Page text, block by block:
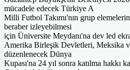
mücadele edecek Türkiye A
Milli Futbol Takımı'nın grup
beraber izleyebilmesi
için Üniversite Meydanı'na dev led
Amerika Birleşik Devletleri, Meksika
düzenlenecek Dünya
Kupası'na 24 yıl sonra katılma hakkı